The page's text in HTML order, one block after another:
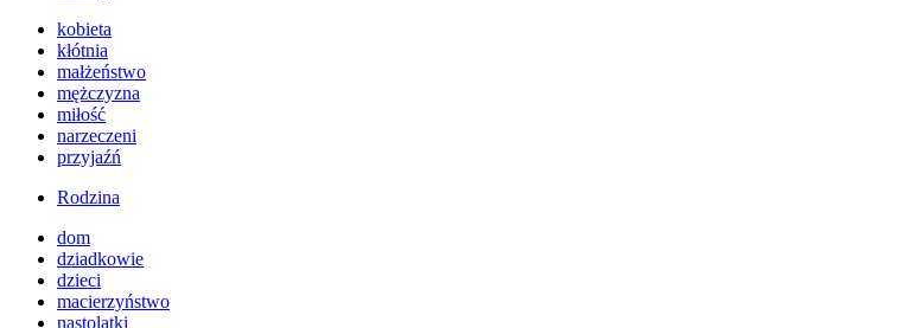
kobieta
kłótnia
małżeństwo
mężczyzna
miłość
narzeczeni
przyjaźń
Rodzina
dom
dziadkowie
dzieci
macierzyństwo
nastolatki